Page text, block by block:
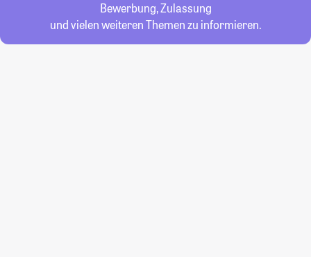
Bewerbung, Zulassung
und vielen weiteren Themen zu informieren.